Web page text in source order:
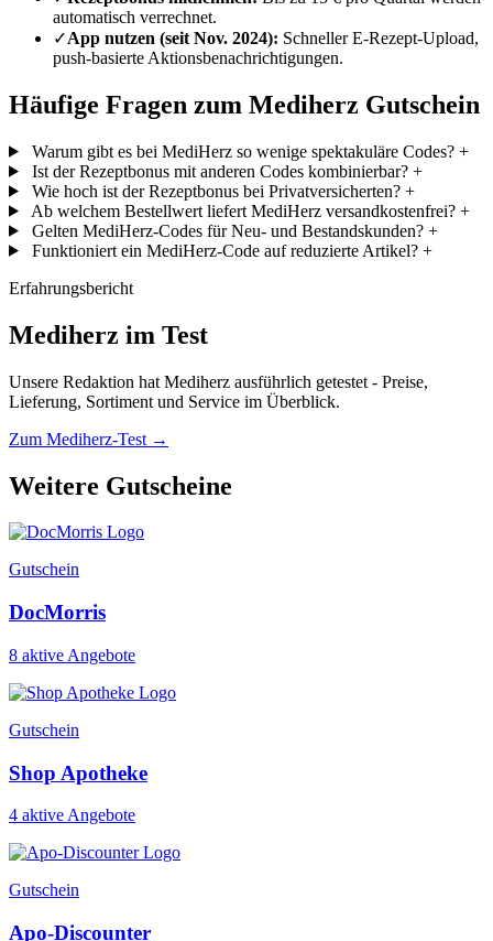
automatisch verrechnet.
✓App nutzen (seit Nov. 2024): Schneller E-Rezept-Upload,
push-basierte Aktionsbenachrichtigungen.
Häufige Fragen zum Mediherz Gutschein
Warum gibt es bei MediHerz so wenige spektakuläre Codes? +
Ist der Rezeptbonus mit anderen Codes kombinierbar? +
Wie hoch ist der Rezeptbonus bei Privatversicherten? +
Ab welchem Bestellwert liefert MediHerz versandkostenfrei? +
Gelten MediHerz-Codes für Neu- und Bestandskunden? +
Funktioniert ein MediHerz-Code auf reduzierte Artikel? +
Erfahrungsbericht
Mediherz im Test
Unsere Redaktion hat Mediherz ausführlich getestet - Preise,
Lieferung, Sortiment und Service im Überblick.
Zum Mediherz-Test →
Weitere Gutscheine
Gutschein
DocMorris
8 aktive Angebote
Gutschein
Shop Apotheke
4 aktive Angebote
Gutschein
Apo-Discounter